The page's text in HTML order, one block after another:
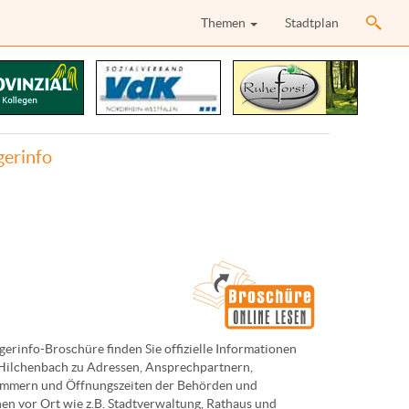
Themen Stadtplan
Broschüre finden Sie offizielle Informationen
zu Adressen, Ansprechpartnern,
und Öffnungszeiten der Behörden und
vor Ort wie z.B. Stadtverwaltung, Rathaus und